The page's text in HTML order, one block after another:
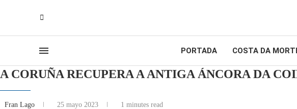
PORTADA COSTA DA
A CORUÑA RECUPERA A ANTIGA ÁNCORA DA
Fran Lago 25 mayo 2023 1 minutes read